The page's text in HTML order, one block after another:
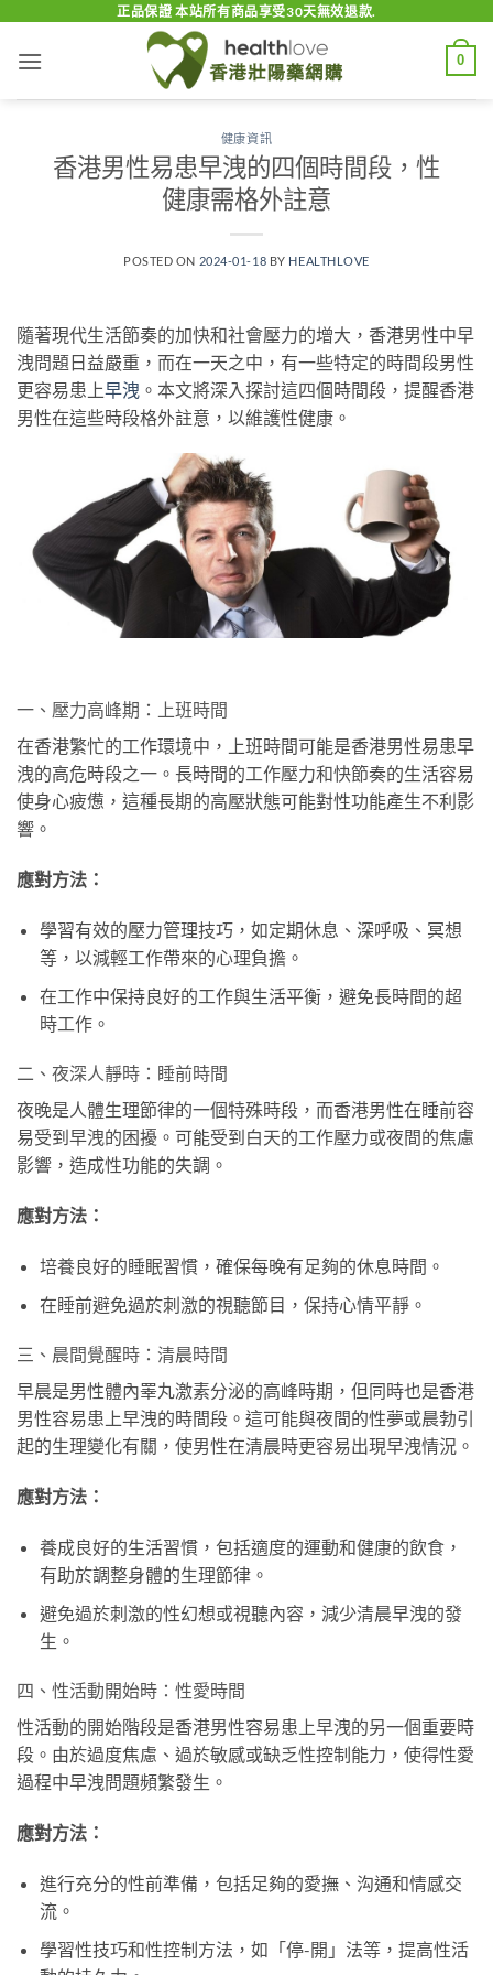
content
正品保證 本站所有商品享受30天無效退款.
0
健康資訊
香港男性易患早洩的四個時間段，性
健康需格外註意
POSTED ON 2024-01-18 BY HEALTHLOVE
隨著現代生活節奏的加快和社會壓力的增大，香港男性中早
洩問題日益嚴重，而在一天之中，有一些特定的時間段男性
更容易患上早洩 。本文將深入探討這四個時間段，提醒香港
男性在這些時段格外註意，以維護性健康。
一、壓力高峰期：上班時間
在香港繁忙的工作環境中，上班時間可能是香港男性易患早
洩的高危時段之一。長時間的工作壓力和快節奏的生活容易
使身心疲憊，這種長期的高壓狀態可能對性功能產生不利影
響。
應對方法：
學習有效的壓力管理技巧，如定期休息、深呼吸、冥想
等，以減輕工作帶來的心理負擔。
在工作中保持良好的工作與生活平衡，避免長時間的超
時工作。
二、夜深人靜時：睡前時間
夜晚是人體生理節律的一個特殊時段，而香港男性在睡前容
易受到早洩的困擾。可能受到白天的工作壓力或夜間的焦慮
影響，造成性功能的失調。
應對方法：
培養良好的睡眠習慣，確保每晚有足夠的休息時間。
在睡前避免過於刺激的視聽節目，保持心情平靜。
三、晨間覺醒時：清晨時間
早晨是男性體內睪丸激素分泌的高峰時期，但同時也是香港
男性容易患上早洩的時間段。這可能與夜間的性夢或晨勃引
起的生理變化有關，使男性在清晨時更容易出現早洩情況。
應對方法：
養成良好的生活習慣，包括適度的運動和健康的飲食，
有助於調整身體的生理節律。
避免過於刺激的性幻想或視聽內容，減少清晨早洩的發
生。
四、性活動開始時：性愛時間
性活動的開始階段是香港男性容易患上早洩的另一個重要時
段。由於過度焦慮、過於敏感或缺乏性控制能力，使得性愛
過程中早洩問題頻繁發生。
應對方法：
進行充分的性前準備，包括足夠的愛撫、沟通和情感交
流。
學習性技巧和性控制方法，如「停-開」法等，提高性活